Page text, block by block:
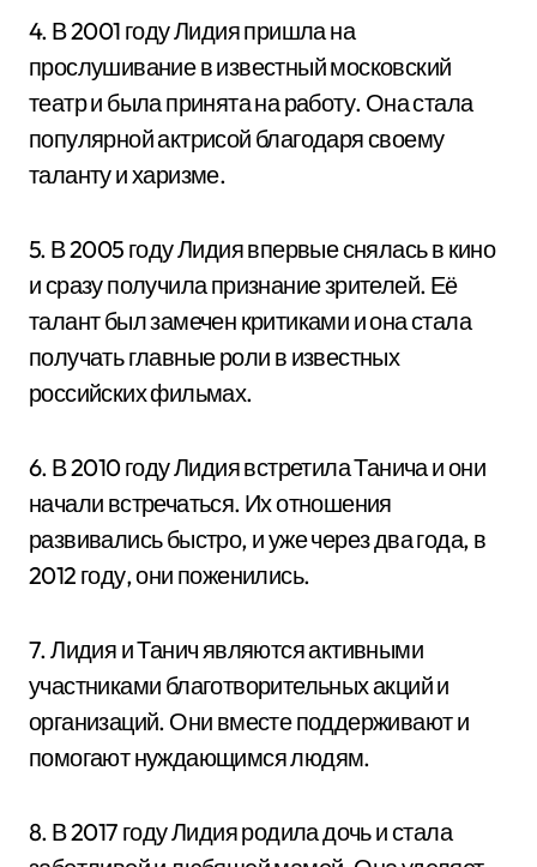
4. В 2001 году Лидия пришла на
прослушивание в известный московский
театр и была принята на работу. Она стала
популярной актрисой благодаря своему
таланту и харизме.
5. В 2005 году Лидия впервые снялась в кино
и сразу получила признание зрителей. Её
талант был замечен критиками и она стала
получать главные роли в известных
российских фильмах.
6. В 2010 году Лидия встретила Танича и они
начали встречаться. Их отношения
развивались быстро, и уже через два года, в
2012 году, они поженились.
7. Лидия и Танич являются активными
участниками благотворительных акций и
организаций. Они вместе поддерживают и
помогают нуждающимся людям.
8. В 2017 году Лидия родила дочь и стала